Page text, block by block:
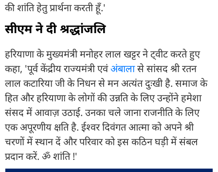
की शांति हेतु प्रार्थना करती हूँ.'
सीएम ने दी श्रद्धांजलि
हरियाणा के मुख्यमंत्री मनोहर लाल खट्टर ने ट्वीट करते हुए
कहा, 'पूर्व केंद्रीय राज्यमंत्री एवंअंबालासे सांसद श्री रतन
लाल कटारिया जी के निधन से मन अत्यंत दुःखी है. समाज के
हित और हरियाणा के लोगों की उन्नति के लिए उन्होंने हमेशा
संसद में आवाज़ उठाई. उनका चले जाना राजनीति के लिए
एक अपूरणीय क्षति है. ईश्वर दिवंगत आत्मा को अपने श्री
चरणों में स्थान दें और परिवार को इस कठिन घड़ी में संबल
प्रदान करें. ॐ शांति !'